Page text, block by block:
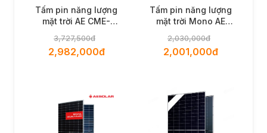
Tấm pin năng lượng
mặt trời AE CME-
132BDS 710W
3,727,500đ
2,982,000đ
Tấm pin năng lượng
mặt trời Mono AE
CMD-144BDS 580W
2,030,000đ
2,001,000đ